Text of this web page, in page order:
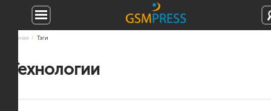
Главная Тэги
Технологии